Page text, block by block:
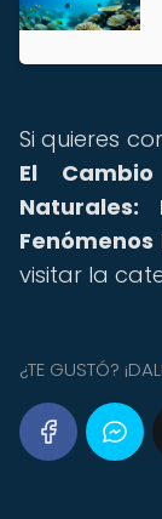
Si quieres
El
Naturales:
visitar la
¿TE GUSTÓ?